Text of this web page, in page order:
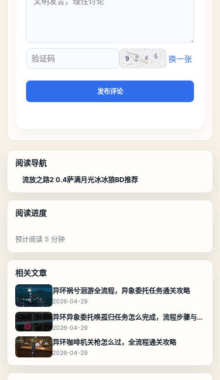
验证码
换一张
发布评论
阅读导航
流放之路2 0.4萨满月光冰冰狼BD推荐
阅读进度
预计阅读 5 分钟
相关文章
异环祸兮洄游全流程，异象委托任务通关攻略
2026-04-29
异环异象委托唤孤归任务怎么完成，流程步骤与位置攻略
2026-04-29
异环咖啡机关枪怎么过，全流程通关攻略
2026-04-29